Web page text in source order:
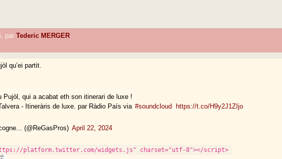
parTederic MERGER
qu’ei partit.
Pujòl, qui a acabat eth son itinerari de luxe !
- Itineràris de luxe. par Ràdio País via #soundcloud https://t.co/H9y2J1ZIjo
(@ReGasPros) April 22, 2024
platform.twitter.com/widgets.js" charset="utf-8"></script>